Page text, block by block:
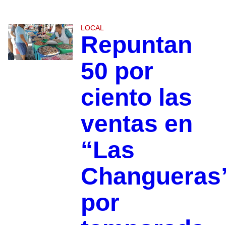
LOCAL
Repuntan
50 por
ciento las
ventas en
“Las
por